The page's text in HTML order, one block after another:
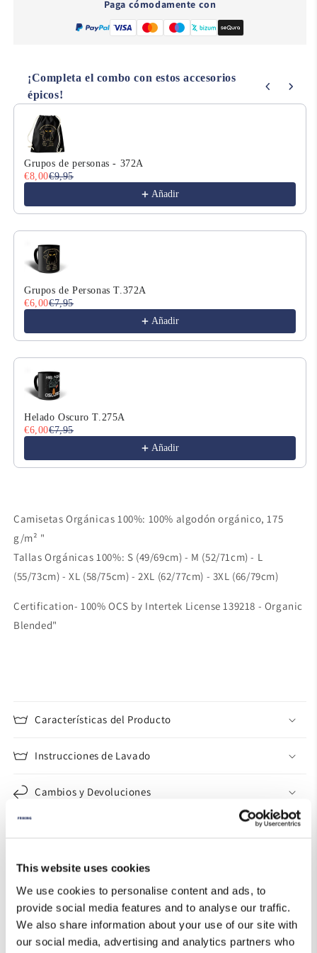
This website uses cookies
We use cookies to personalise content and ads, to
provide social media features and to analyse our traffic.
We also share information about your use of our site with
our social media, advertising and analytics partners who
Paga cómodamente con
¡Completa el combo con estos accesorios
épicos!
Use the Previous and Next buttons to navigate through
Grupos de personas - 372A
€8,00€9,95
Añadir
Grupos de Personas T.372A
€6,00€7,95
Añadir
Helado Oscuro T.275A
€6,00€7,95
Añadir
Camisetas Orgánicas 100%: 100% algodón orgánico, 175
g/m² "
Tallas Orgánicas 100%: S (49/69cm) - M (52/71cm) - L
(55/73cm) - XL (58/75cm) - 2XL (62/77cm) - 3XL (66/79cm)
Certification- 100% OCS by Intertek License 139218 - Organic
Blended"
Características del Producto
Instrucciones de Lavado
Cambios y Devoluciones